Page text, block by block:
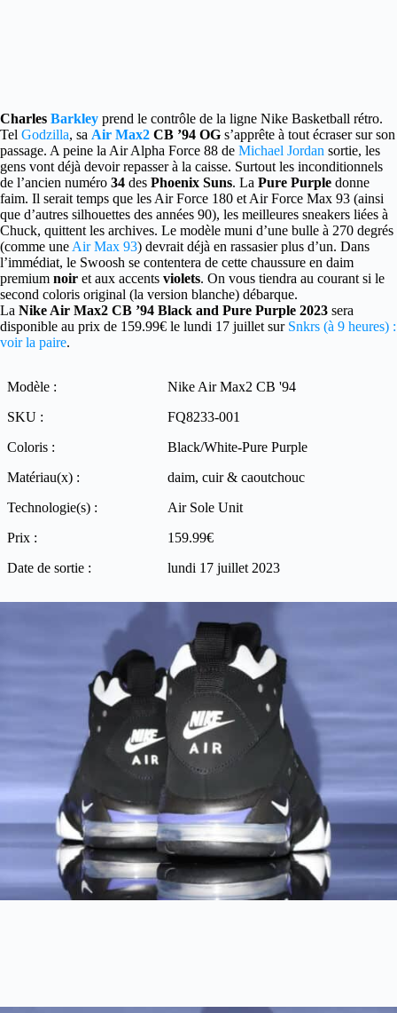
Charles Barkley prend le contrôle de la ligne Nike Basketball rétro.
Tel Godzilla, sa Air Max2 CB ’94 OG s’apprête à tout écraser sur son
passage. A peine la Air Alpha Force 88 de Michael Jordan sortie, les
gens vont déjà devoir repasser à la caisse. Surtout les inconditionnels
de l’ancien numéro 34 des Phoenix Suns. La Pure Purple donne
faim. Il serait temps que les Air Force 180 et Air Force Max 93 (ainsi
que d’autres silhouettes des années 90), les meilleures sneakers liées à
Chuck, quittent les archives. Le modèle muni d’une bulle à 270 degrés
(comme une Air Max 93) devrait déjà en rassasier plus d’un. Dans
l’immédiat, le Swoosh se contentera de cette chaussure en daim
premium noir et aux accents violets. On vous tiendra au courant si le
second coloris original (la version blanche) débarque.
La Nike Air Max2 CB ’94 Black and Pure Purple 2023 sera
disponible au prix de 159.99€ le lundi 17 juillet sur Snkrs (à 9 heures) :
voir la paire.
Modèle :
Nike Air Max2 CB '94
SKU :
FQ8233-001
Coloris :
Black/White-Pure Purple
Matériau(x) :
daim, cuir & caoutchouc
Technologie(s) :
Air Sole Unit
Prix :
159.99€
Date de sortie :
lundi 17 juillet 2023